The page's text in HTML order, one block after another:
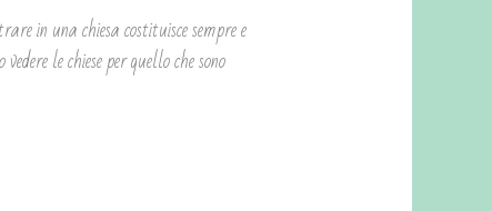
in una chiesa costituisce sempre e
le chiese per quello che sono